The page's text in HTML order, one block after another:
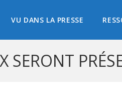
VU DANS LA PRESSE
SERONT